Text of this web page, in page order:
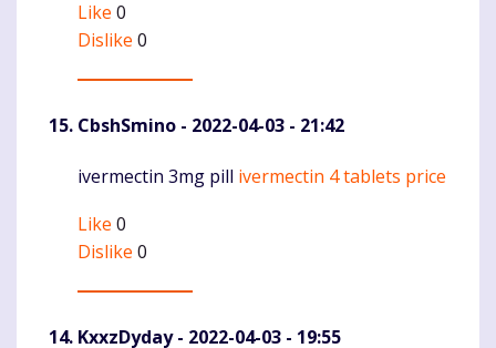
Like 0
Dislike 0
CbshSmino - 2022-04-03 - 21:42
Komentaras
ivermectin 3mg pill ivermectin 4 tablets price
Like 0
Dislike 0
KxxzDyday- 2022-04-03 - 19:55